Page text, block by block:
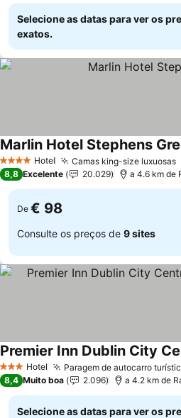
Selecione as datas para ver os
exatos.
4 EstrelasHotel Camas king-size luxuosas
Marlin Hotel Stephens
8,8 Excelente 20.029 a 4.6 km de
De € 98
Consulte os preços de 9 sites
3 EstrelasHotel Paragem de autocarro
Ver preços
8,4 Muito boa 2.096 a 4.2 km de
Selecione as datas para ver os